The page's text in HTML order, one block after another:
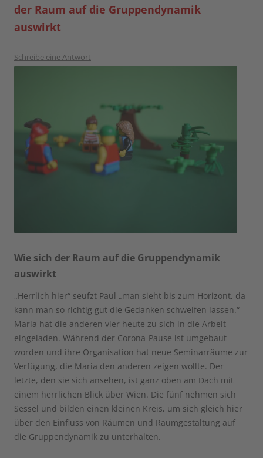
der Raum auf die Gruppendynamik
auswirkt
Schreibe eine Antwort
Wie sich der Raum auf die Gruppendynamik
auswirkt
„Herrlich hier“ seufzt Paul „man sieht bis zum Horizont, da
kann man so richtig gut die Gedanken schweifen lassen.“
Maria hat die anderen vier heute zu sich in die Arbeit
eingeladen. Während der Corona-Pause ist umgebaut
worden und ihre Organisation hat neue Seminarräume zur
Verfügung, die Maria den anderen zeigen wollte. Der
letzte, den sie sich ansehen, ist ganz oben am Dach mit
einem herrlichen Blick über Wien. Die fünf nehmen sich
Sessel und bilden einen kleinen Kreis, um sich gleich hier
über den Einfluss von Räumen und Raumgestaltung auf
die Gruppendynamik zu unterhalten.